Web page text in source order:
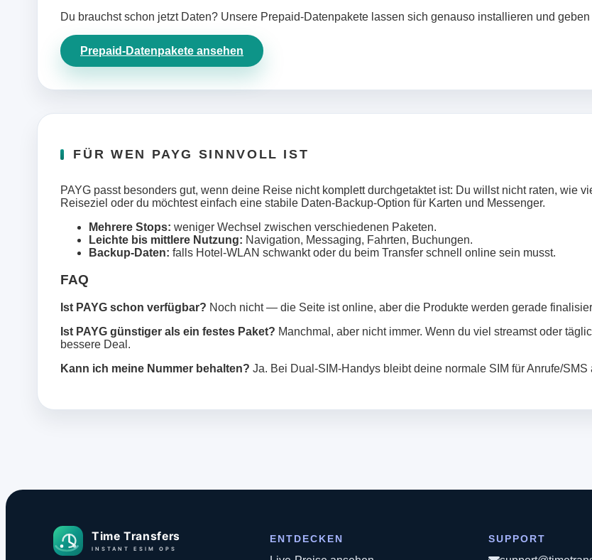
Du brauchst schon jetzt Daten? Unsere Prepaid‑Datenpakete lassen sich genauso installieren und
Prepaid‑Datenpakete ansehen
FÜR WEN PAYG SINNVOLL IST
PAYG passt besonders gut, wenn deine Reise nicht komplett durchgetaktet ist: Du willst nicht raten, wie
Reiseziel oder du möchtest einfach eine stabile Daten‑Backup‑Option für Karten und Messenger.
Mehrere Stops: weniger Wechsel zwischen verschiedenen Paketen.
Leichte bis mittlere Nutzung: Navigation, Messaging, Fahrten, Buchungen.
Backup‑Daten: falls Hotel‑WLAN schwankt oder du beim Transfer schnell online sein musst.
FAQ
Ist PAYG schon verfügbar? Noch nicht — die Seite ist online, aber die Produkte werden gerade
Ist PAYG günstiger als ein festes Paket? Manchmal, aber nicht immer. Wenn du viel streamst oder
bessere Deal.
Kann ich meine Nummer behalten? Ja. Bei Dual‑SIM‑Handys bleibt deine normale SIM für Anrufe/
ENTDECKEN SUPPORT